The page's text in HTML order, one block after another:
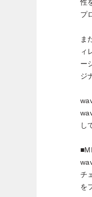
性
プ
ま
ィ
ー
ジ
し
チ
を